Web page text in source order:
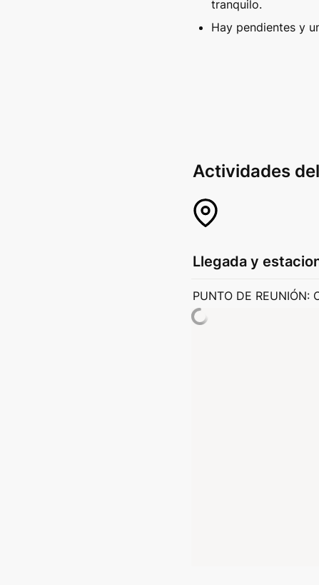
tranquilo.
Hay pendientes y
Actividades
Llegada y
PUNTO DE